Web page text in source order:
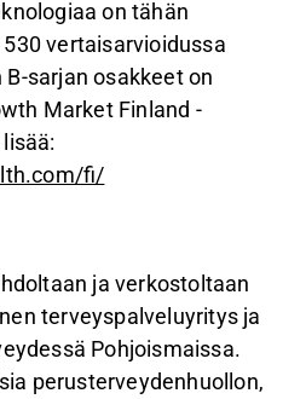
on tähän
vertaisarvioidussa
sarjan osakkeet on
Market Finland -
fi/
ja verkostoltaan
terveyspalveluyritys ja
Pohjoismaissa.
perusterveydenhuollon,